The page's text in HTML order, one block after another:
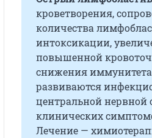
кроветворения,
количества
интоксикации,
повышенной
снижения
развиваются
центральной нервной
клинических
Лечение —